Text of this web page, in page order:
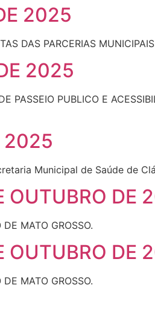
2025
DAS PARCERIAS
2025
PASSEIO PUBLICO E
2025
Municipal de Saúde de
OUTUBRO DE
MATO GROSSO.
OUTUBRO DE
MATO GROSSO.